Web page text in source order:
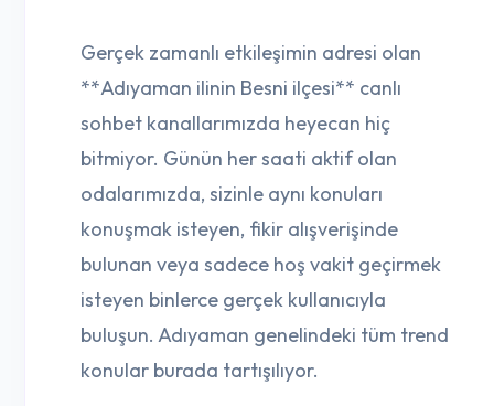
Gerçek zamanlı etkileşimin adresi olan
**Adıyaman ilinin Besni ilçesi** canlı
sohbet kanallarımızda heyecan hiç
bitmiyor. Günün her saati aktif olan
odalarımızda, sizinle aynı konuları
konuşmak isteyen, fikir alışverişinde
bulunan veya sadece hoş vakit geçirmek
isteyen binlerce gerçek kullanıcıyla
buluşun. Adıyaman genelindeki tüm trend
konular burada tartışılıyor.